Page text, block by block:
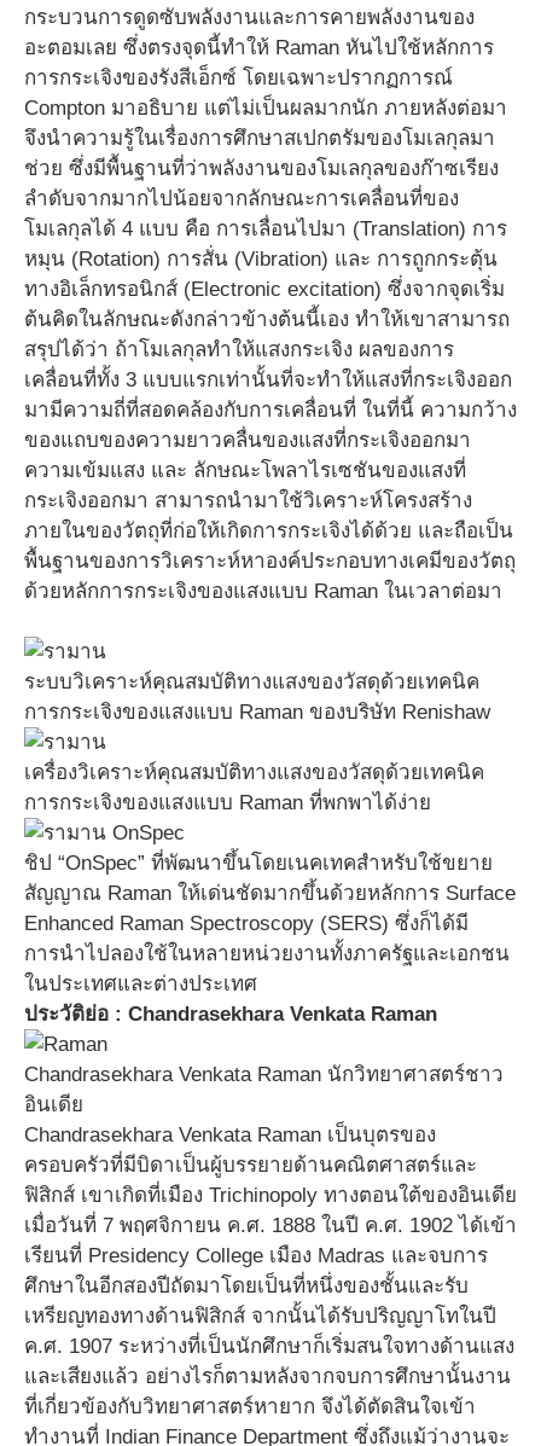
กระบวนการดูดซับพลังงานและการคายพลังงานของ
อะตอมเลย ซึ่งตรงจุดนี้ทำให้ Raman หันไปใช้หลักการ
การกระเจิงของรังสีเอ็กซ์ โดยเฉพาะปรากฏการณ์
Compton มาอธิบาย แต่ไม่เป็นผลมากนัก ภายหลังต่อมา
จึงนำความรู้ในเรื่องการศึกษาสเปกตรัมของโมเลกุลมา
ช่วย ซึ่งมีพื้นฐานที่ว่าพลังงานของโมเลกุลของก๊าซเรียง
ลำดับจากมากไปน้อยจากลักษณะการเคลื่อนที่ของ
โมเลกุลได้ 4 แบบ คือ การเลื่อนไปมา (Translation) การ
หมุน (Rotation) การสั่น (Vibration) และ การถูกกระตุ้น
ทางอิเล็กทรอนิกส์ (Electronic excitation) ซึ่งจากจุดเริ่ม
ต้นคิดในลักษณะดังกล่าวข้างต้นนี้เอง ทำให้เขาสามารถ
สรุปได้ว่า ถ้าโมเลกุลทำให้แสงกระเจิง ผลของการ
เคลื่อนที่ทั้ง 3 แบบแรกเท่านั้นที่จะทำให้แสงที่กระเจิงออก
มามีความถี่ที่สอดคล้องกับการเคลื่อนที่ ในที่นี้ ความกว้าง
ของแถบของความยาวคลื่นของแสงที่กระเจิงออกมา
ความเข้มแสง และ ลักษณะโพลาไรเซชันของแสงที่
กระเจิงออกมา สามารถนำมาใช้วิเคราะห์โครงสร้าง
ภายในของวัตถุที่ก่อให้เกิดการกระเจิงได้ด้วย และถือเป็น
พื้นฐานของการวิเคราะห์หาองค์ประกอบทางเคมีของวัตถุ
ด้วยหลักการกระเจิงของแสงแบบ Raman ในเวลาต่อมา
ระบบวิเคราะห์คุณสมบัติทางแสงของวัสดุด้วยเทคนิค
การกระเจิงของแสงแบบ Raman ของบริษัท Renishaw
เครื่องวิเคราะห์คุณสมบัติทางแสงของวัสดุด้วยเทคนิค
การกระเจิงของแสงแบบ Raman ที่พกพาได้ง่าย
ชิป “OnSpec” ที่พัฒนาขึ้นโดยเนคเทคสำหรับใช้ขยาย
สัญญาณ Raman ให้เด่นชัดมากขึ้นด้วยหลักการ Surface
Enhanced Raman Spectroscopy (SERS) ซึ่งก็ได้มี
การนำไปลองใช้ในหลายหน่วยงานทั้งภาครัฐและเอกชน
ในประเทศและต่างประเทศ
ประวัติย่อ : Chandrasekhara Venkata Raman
Chandrasekhara Venkata Raman นักวิทยาศาสตร์ชาว
อินเดีย
Chandrasekhara Venkata Raman เป็นบุตรของ
ครอบครัวที่มีบิดาเป็นผู้บรรยายด้านคณิตศาสตร์และ
ฟิสิกส์ เขาเกิดที่เมือง Trichinopoly ทางตอนใต้ของอินเดีย
เมื่อวันที่ 7 พฤศจิกายน ค.ศ. 1888 ในปี ค.ศ. 1902 ได้เข้า
เรียนที่ Presidency College เมือง Madras และจบการ
ศึกษาในอีกสองปีถัดมาโดยเป็นที่หนึ่งของชั้นและรับ
เหรียญทองทางด้านฟิสิกส์ จากนั้นได้รับปริญญาโทในปี
ค.ศ. 1907 ระหว่างที่เป็นนักศึกษาก็เริ่มสนใจทางด้านแสง
และเสียงแล้ว อย่างไรก็ตามหลังจากจบการศึกษานั้นงาน
ที่เกี่ยวข้องกับวิทยาศาสตร์หายาก จึงได้ตัดสินใจเข้า
ทำงานที่ Indian Finance Department ซึ่งถึงแม้ว่างานจะ